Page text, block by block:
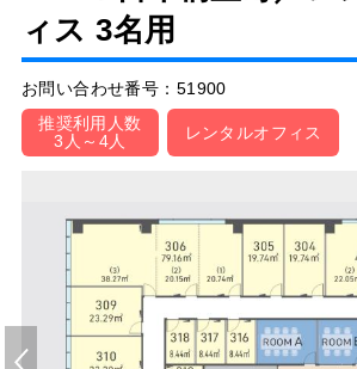
ィス 3名用
お問い合わせ番号：51900
推奨利用人数
3人～4人
レンタルオフィス